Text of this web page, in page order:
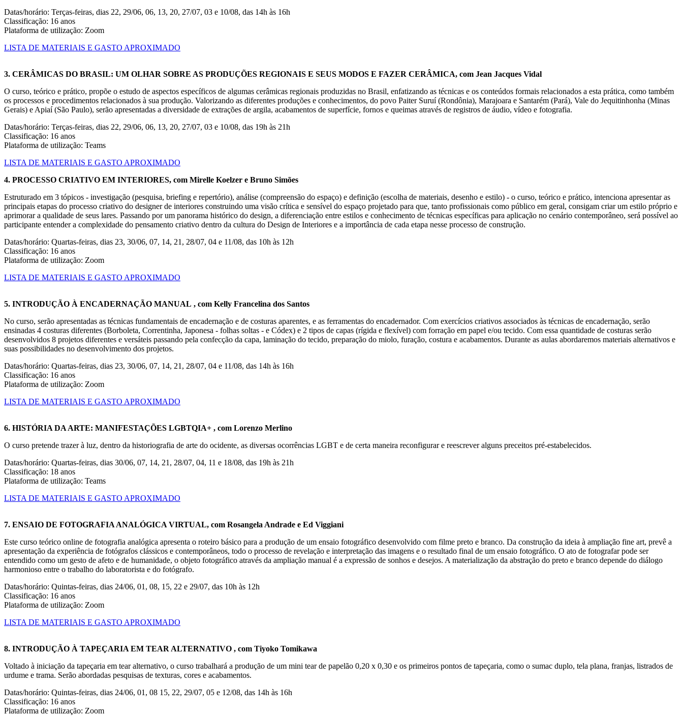
Datas/horário: Terças-feiras, dias 22, 29/06, 06, 13, 20, 27/07, 03 e 10/08, das 14h às 16h
Classificação: 16 anos
Plataforma de utilização: Zoom
LISTA DE MATERIAIS E GASTO APROXIMADO
3. CERÂMICAS DO BRASIL: UM OLHAR SOBRE AS PRODUÇÕES REGIONAIS E SEUS MODOS E FAZER CERÂMICA, com Jean Jacques Vidal
O curso, teórico e prático, propõe o estudo de aspectos específicos de algumas cerâmicas regionais produzidas no Brasil, enfatizando as técnicas e os conteúdos formais relacionados a esta prática, como também
os processos e procedimentos relacionados à sua produção. Valorizando as diferentes produções e conhecimentos, do povo Paiter Suruí (Rondônia), Marajoara e Santarém (Pará), Vale do Jequitinhonha (Minas
Gerais) e Apiaí (São Paulo), serão apresentadas a diversidade de extrações de argila, acabamentos de superfície, fornos e queimas através de registros de áudio, vídeo e fotografia.
Datas/horário: Terças-feiras, dias 22, 29/06, 06, 13, 20, 27/07, 03 e 10/08, das 19h às 21h
Classificação: 16 anos
Plataforma de utilização: Teams
LISTA DE MATERIAIS E GASTO APROXIMADO
4. PROCESSO CRIATIVO EM INTERIORES, com Mirelle Koelzer e Bruno Simões
Estruturado em 3 tópicos - investigação (pesquisa, briefing e repertório), análise (compreensão do espaço) e definição (escolha de materiais, desenho e estilo) - o curso, teórico e prático, intenciona apresentar as
principais etapas do processo criativo do designer de interiores construindo uma visão crítica e sensível do espaço projetado para que, tanto profissionais como público em geral, consigam criar um estilo próprio e
aprimorar a qualidade de seus lares. Passando por um panorama histórico do design, a diferenciação entre estilos e conhecimento de técnicas específicas para aplicação no cenário contemporâneo, será possível ao
participante entender a complexidade do pensamento criativo dentro da cultura do Design de Interiores e a importância de cada etapa nesse processo de construção.
Datas/horário: Quartas-feiras, dias 23, 30/06, 07, 14, 21, 28/07, 04 e 11/08, das 10h às 12h
Classificação: 16 anos
Plataforma de utilização: Zoom
LISTA DE MATERIAIS E GASTO APROXIMADO
5. INTRODUÇÃO À ENCADERNAÇÃO MANUAL , com Kelly Francelina dos Santos
No curso, serão apresentadas as técnicas fundamentais de encadernação e de costuras aparentes, e as ferramentas do encadernador. Com exercícios criativos associados às técnicas de encadernação, serão
ensinadas 4 costuras diferentes (Borboleta, Correntinha, Japonesa - folhas soltas - e Códex) e 2 tipos de capas (rígida e flexível) com forração em papel e/ou tecido. Com essa quantidade de costuras serão
desenvolvidos 8 projetos diferentes e versáteis passando pela confecção da capa, laminação do tecido, preparação do miolo, furação, costura e acabamentos. Durante as aulas abordaremos materiais alternativos e
suas possibilidades no desenvolvimento dos projetos.
Datas/horário: Quartas-feiras, dias 23, 30/06, 07, 14, 21, 28/07, 04 e 11/08, das 14h às 16h
Classificação: 16 anos
Plataforma de utilização: Zoom
LISTA DE MATERIAIS E GASTO APROXIMADO
6. HISTÓRIA DA ARTE: MANIFESTAÇÕES LGBTQIA+ , com Lorenzo Merlino
O curso pretende trazer à luz, dentro da historiografia de arte do ocidente, as diversas ocorrências LGBT e de certa maneira reconfigurar e reescrever alguns preceitos pré-estabelecidos.
Datas/horário: Quartas-feiras, dias 30/06, 07, 14, 21, 28/07, 04, 11 e 18/08, das 19h às 21h
Classificação: 18 anos
Plataforma de utilização: Teams
LISTA DE MATERIAIS E GASTO APROXIMADO
7. ENSAIO DE FOTOGRAFIA ANALÓGICA VIRTUAL, com Rosangela Andrade e Ed Viggiani
Este curso teórico online de fotografia analógica apresenta o roteiro básico para a produção de um ensaio fotográfico desenvolvido com filme preto e branco. Da construção da ideia à ampliação fine art, prevê a
apresentação da experiência de fotógrafos clássicos e contemporâneos, todo o processo de revelação e interpretação das imagens e o resultado final de um ensaio fotográfico. O ato de fotografar pode ser
entendido como um gesto de afeto e de humanidade, o objeto fotográfico através da ampliação manual é a expressão de sonhos e desejos. A materialização da abstração do preto e branco depende do diálogo
harmonioso entre o trabalho do laboratorista e do fotógrafo.
Datas/horário: Quintas-feiras, dias 24/06, 01, 08, 15, 22 e 29/07, das 10h às 12h
Classificação: 16 anos
Plataforma de utilização: Zoom
LISTA DE MATERIAIS E GASTO APROXIMADO
8. INTRODUÇÃO À TAPEÇARIA EM TEAR ALTERNATIVO , com Tiyoko Tomikawa
Voltado à iniciação da tapeçaria em tear alternativo, o curso trabalhará a produção de um mini tear de papelão 0,20 x 0,30 e os primeiros pontos de tapeçaria, como o sumac duplo, tela plana, franjas, listrados de
urdume e trama. Serão abordadas pesquisas de texturas, cores e acabamentos.
Datas/horário: Quintas-feiras, dias 24/06, 01, 08 15, 22, 29/07, 05 e 12/08, das 14h às 16h
Classificação: 16 anos
Plataforma de utilização: Zoom